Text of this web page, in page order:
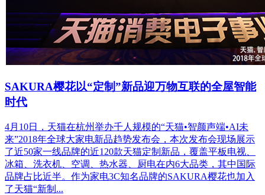
SAKURA樱花以“定制”新品迎万物互联的全屋智能
时代
4月10日，天猫在杭州举办千人规模的“天猫•智颜声端•AI未
来”2018年全球大家电新品趋势发布会，本次发布会现场展示
了近50家一线品牌的近120款天猫定制新品，覆盖平板电视、
冰箱、洗衣机、空调、热水器、厨电在内6大品类，其中国际
品牌占比近半。作为家电3C知名品牌的SAKURA樱花也加入
了天猫“新制...